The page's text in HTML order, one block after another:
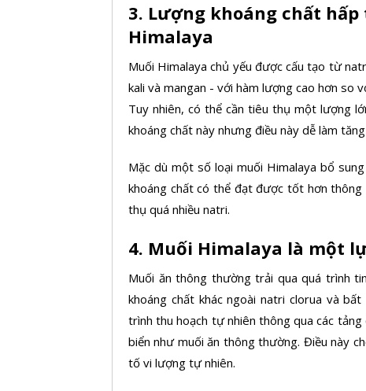
3. Lượng khoáng chất
Himalaya
Muối Himalaya chủ yếu được cấu tạo từ
kali và mangan - với hàm lượng cao hơn so
Tuy nhiên, có thể cần tiêu thụ một lượng
khoáng chất này nhưng điều này dễ làm
Mặc dù một số loại muối Himalaya bổ
khoáng chất có thể đạt được tốt hơn thông
thụ quá nhiều natri.
4. Muối Himalaya là một
Muối ăn thông thường trải qua quá trình
khoáng chất khác ngoài natri clorua và
trình thu hoạch tự nhiên thông qua các
biển như muối ăn thông thường. Điều này
tố vi lượng tự nhiên.